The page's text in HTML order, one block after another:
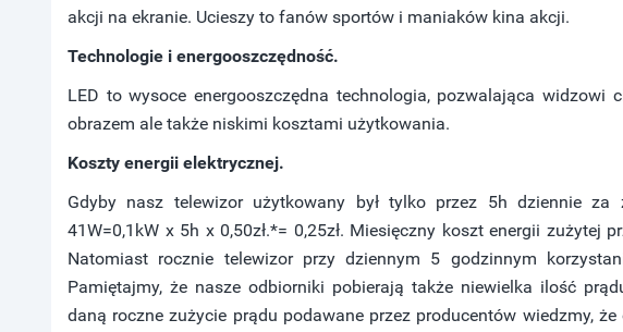
akcji na ekranie. Ucieszy to fanów sportów i maniaków kina akcji.
Technologie i energooszczędność.
LED to wysoce energooszczędna technologia, pozwalająca widzowi
obrazem ale także niskimi kosztami użytkowania.
Koszty energii elektrycznej.
Gdyby nasz telewizor użytkowany był tylko przez 5h dziennie za
41W=0,1kW x 5h x 0,50zł.*= 0,25zł. Miesięczny koszt energii zużytej
Natomiast rocznie telewizor przy dziennym 5 godzinnym
Pamiętajmy, że nasze odbiorniki pobierają także niewielka ilość
daną roczne zużycie prądu podawane przez producentów wiedzmy,